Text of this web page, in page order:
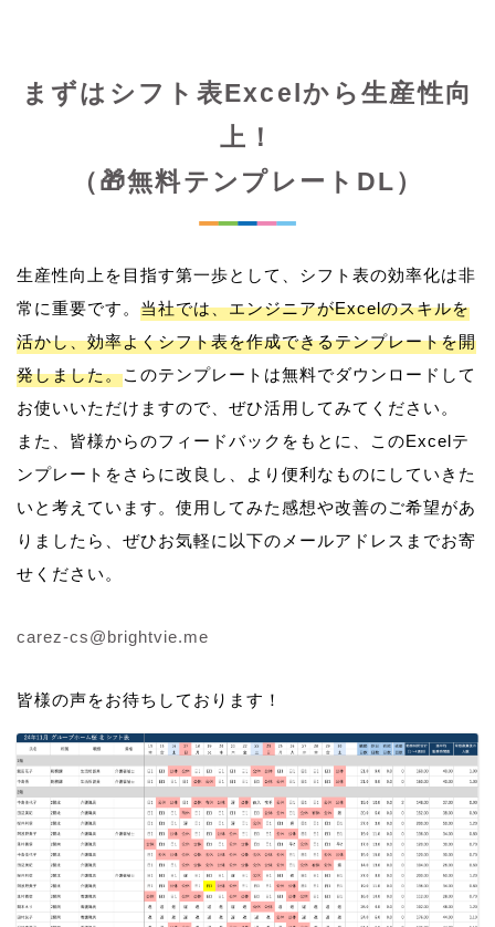
まずはシフト表Excelから生産性向
上！
（🎁無料テンプレートDL）
生産性向上を目指す第一歩として、シフト表の効率化は非
常に重要です。 当社では、エンジニアがExcelのスキルを
活かし、効率よくシフト表を作成できるテンプレートを開
発しました。このテンプレートは無料でダウンロードして
お使いいただけますので、ぜひ活用してみてください。
また、皆様からのフィードバックをもとに、このExcelテ
ンプレートをさらに改良し、より便利なものにしていきた
いと考えています。使用してみた感想や改善のご希望があ
りましたら、ぜひお気軽に以下のメールアドレスまでお寄
せください。
carez-cs@brightvie.me
皆様の声をお待ちしております！